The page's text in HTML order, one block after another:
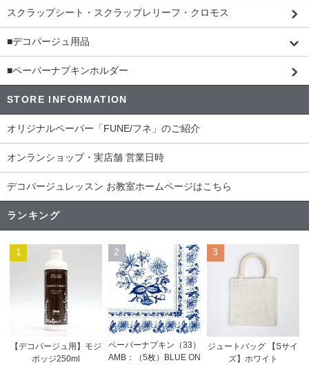
スクラップシート・スクラップレリーフ・クロモス
■デコパージュ用品
■ペーパーナプキンホルダー
STORE INFORMATION
オリジナルペーパー「FUNE/フネ」のご紹介
オンランショップ・実店舗 営業日時
デコパージュレッスン お教室ホームページはこちら
ランキング
1
【デコパージュ用】モジ
ポッジ250ml
2
ペーパーナプキン（33）
AMB：（5枚）BLUE ON
3
ジュートバッグ 【Sサイ
ズ】ホワイト